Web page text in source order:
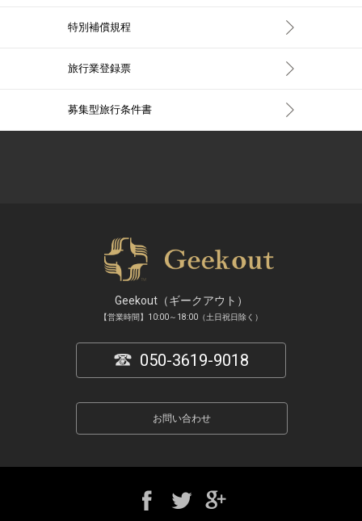
特別補償規程
旅行業登録票
募集型旅行条件書
Geekout（ギークアウト）
【営業時間】10:00～18:00（土日祝日除く）
050-3619-9018
お問い合わせ